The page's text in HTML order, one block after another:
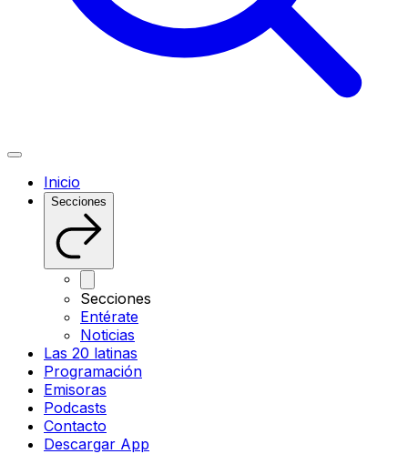
Inicio
Secciones
Secciones
Entérate
Noticias
Las 20 latinas
Programación
Emisoras
Podcasts
Contacto
Descargar App